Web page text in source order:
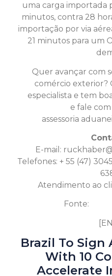
uma carga importada
minutos, contra 28
importação por via
21 minutos para um
Quer avançar com
comércio exterior?
especialista e tem
e fale
assessoria
E-mail:
Telefones: + 55 (47)
Atendimento ao
Fonte:
Brazil To Sign
With 10
Accelerate